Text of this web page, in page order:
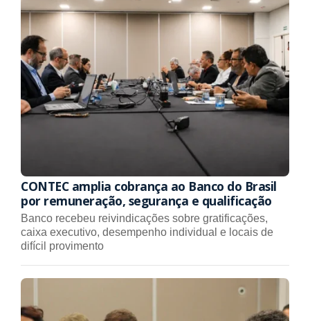
CONTEC amplia cobrança ao Banco do Brasil
por remuneração, segurança e qualificação
Banco recebeu reivindicações sobre gratificações,
caixa executivo, desempenho individual e locais de
difícil provimento